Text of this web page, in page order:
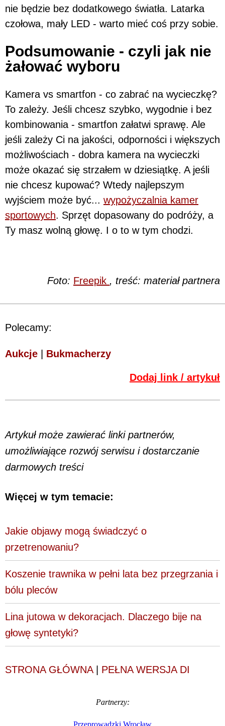
nie będzie bez dodatkowego światła. Latarka
czołowa, mały LED - warto mieć coś przy sobie.
Podsumowanie - czyli jak nie
żałować wyboru
Kamera vs smartfon - co zabrać na wycieczkę?
To zależy. Jeśli chcesz szybko, wygodnie i bez
kombinowania - smartfon załatwi sprawę. Ale
jeśli zależy Ci na jakości, odporności i większych
możliwościach - dobra kamera na wycieczki
może okazać się strzałem w dziesiątkę. A jeśli
nie chcesz kupować? Wtedy najlepszym
wyjściem może być... wypożyczalnia kamer
sportowych. Sprzęt dopasowany do podróży, a
Ty masz wolną głowę. I o to w tym chodzi.
Foto: Freepik , treść: materiał partnera
Polecamy:
Aukcje Bukmacherzy
Dodaj link / artykuł
Artykuł może zawierać linki partnerów,
umożliwiające rozwój serwisu i dostarczanie
darmowych treści
Więcej w tym temacie:
Jakie objawy mogą świadczyć o
przetrenowaniu?
Koszenie trawnika w pełni lata bez przegrzania i
bólu pleców
Lina jutowa w dekoracjach. Dlaczego bije na
głowę syntetyki?
STRONA GŁÓWNA| PEŁNA WERSJA DI
Partnerzy: